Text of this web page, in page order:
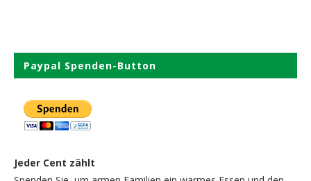
Paypal Spenden-Button
Jeder Cent zählt